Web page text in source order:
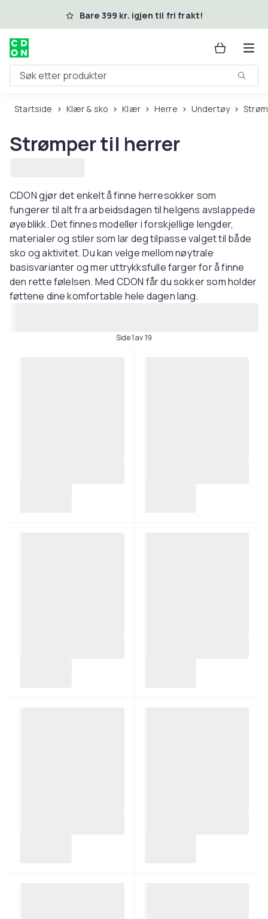
Hopp til hovedinnholdBare 399 kr. igjen til fri frakt!
Søk etter produkter
Startside Klær & sko Klær Herre Undertøy
Strømper til herrer
CDON gjør det enkelt å finne herresokker som
fungerer til alt fra arbeidsdagen til helgens avslappede
øyeblikk. Det finnes modeller i forskjellige lengder,
materialer og stiler som lar deg tilpasse valget til både
sko og aktivitet. Du kan velge mellom nøytrale
basisvarianter og mer uttrykksfulle farger for å finne
den rette følelsen. Med CDON får du sokker som holder
føttene dine komfortable hele dagen lang.
Side 1 av 19